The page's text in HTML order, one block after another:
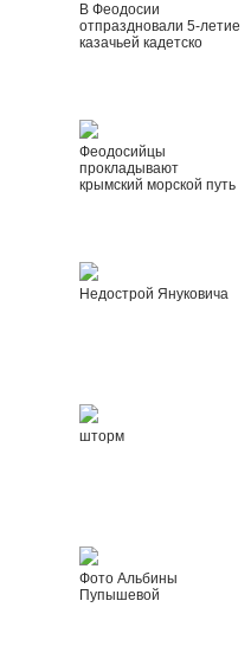
В Феодосии
отпраздновали 5-летие
казачьей кадетско
Феодосийцы
прокладывают
крымский морской путь
Недострой Януковича
шторм
Фото Альбины
Пупышевой